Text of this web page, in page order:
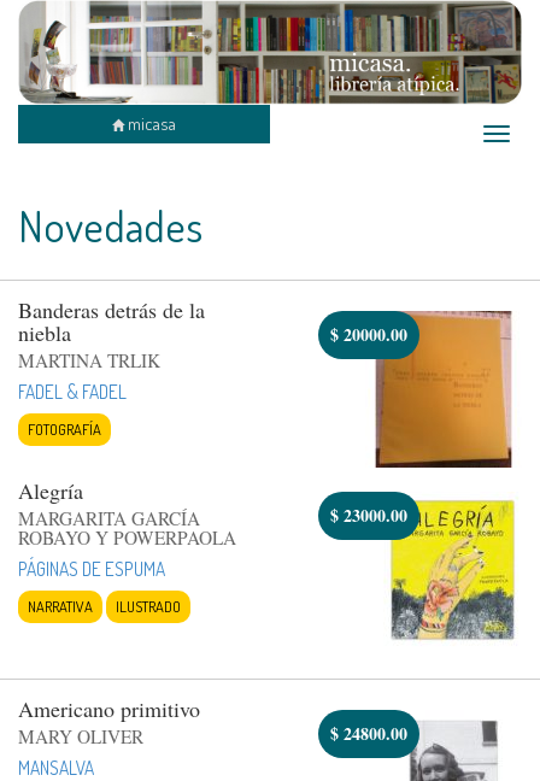
Toggle
micasa
Novedades
Banderas detrás de la
niebla
MARTINA TRLIK
FADEL & FADEL
FOTOGRAFÍA
$20000.00
Alegría
MARGARITA GARCÍA
ROBAYO Y POWERPAOLA
PÁGINAS DE ESPUMA
NARRATIVA ILUSTRADO
$23000.00
Americano primitivo
MARY OLIVER
MANSALVA
$24800.00